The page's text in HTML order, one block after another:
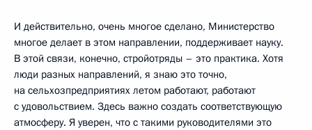
И действительно, очень многое сделано, Министерство
многое делает в этом направлении, поддерживает науку.
В этой связи, конечно, стройотряды – это практика. Хотя
люди разных направлений, я знаю это точно,
на сельхозпредприятиях летом работают, работают
с удовольствием. Здесь важно создать соответствующую
атмосферу. Я уверен, что с такими руководителями это